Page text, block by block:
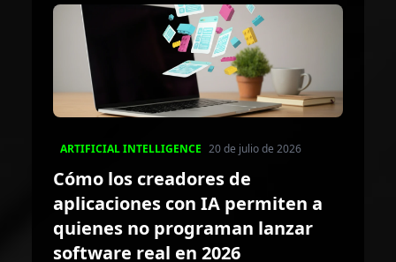
ARTIFICIAL INTELLIGENCE 20 de julio de 2026
Cómo los creadores de
aplicaciones con IA permiten a
quienes no programan lanzar
software real en 2026